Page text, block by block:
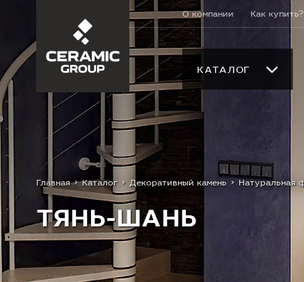
О компании Как купить?
КАТАЛОГ
Главная Каталог Декоративный камень Натуральная
ТЯНЬ-ШАНЬ